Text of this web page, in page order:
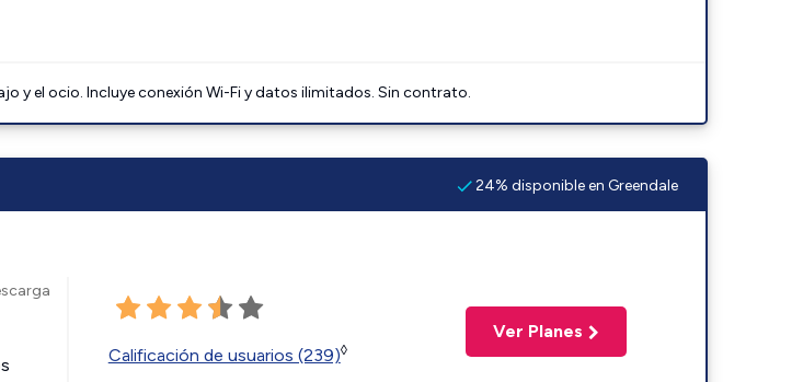
y el ocio. Incluye conexión Wi-Fi y datos ilimitados. Sin contrato.
24% disponible en Greendale
Calificación de usuarios (239)◊
Ver Planes